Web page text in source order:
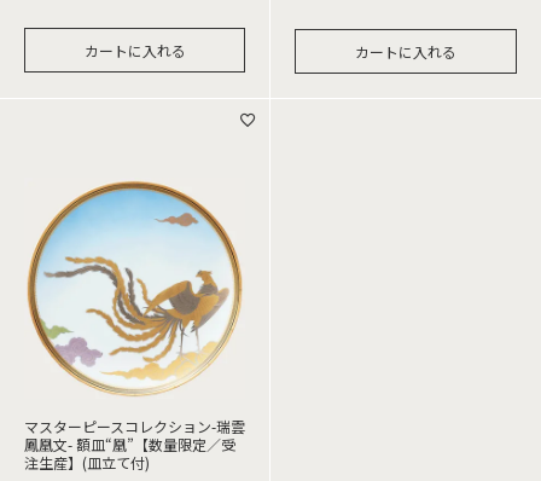
カートに入れる カートに入れる
マスターピースコレクション-瑞雲
鳳凰文- 額皿“凰”【数量限定／受
注生産】(皿立て付)